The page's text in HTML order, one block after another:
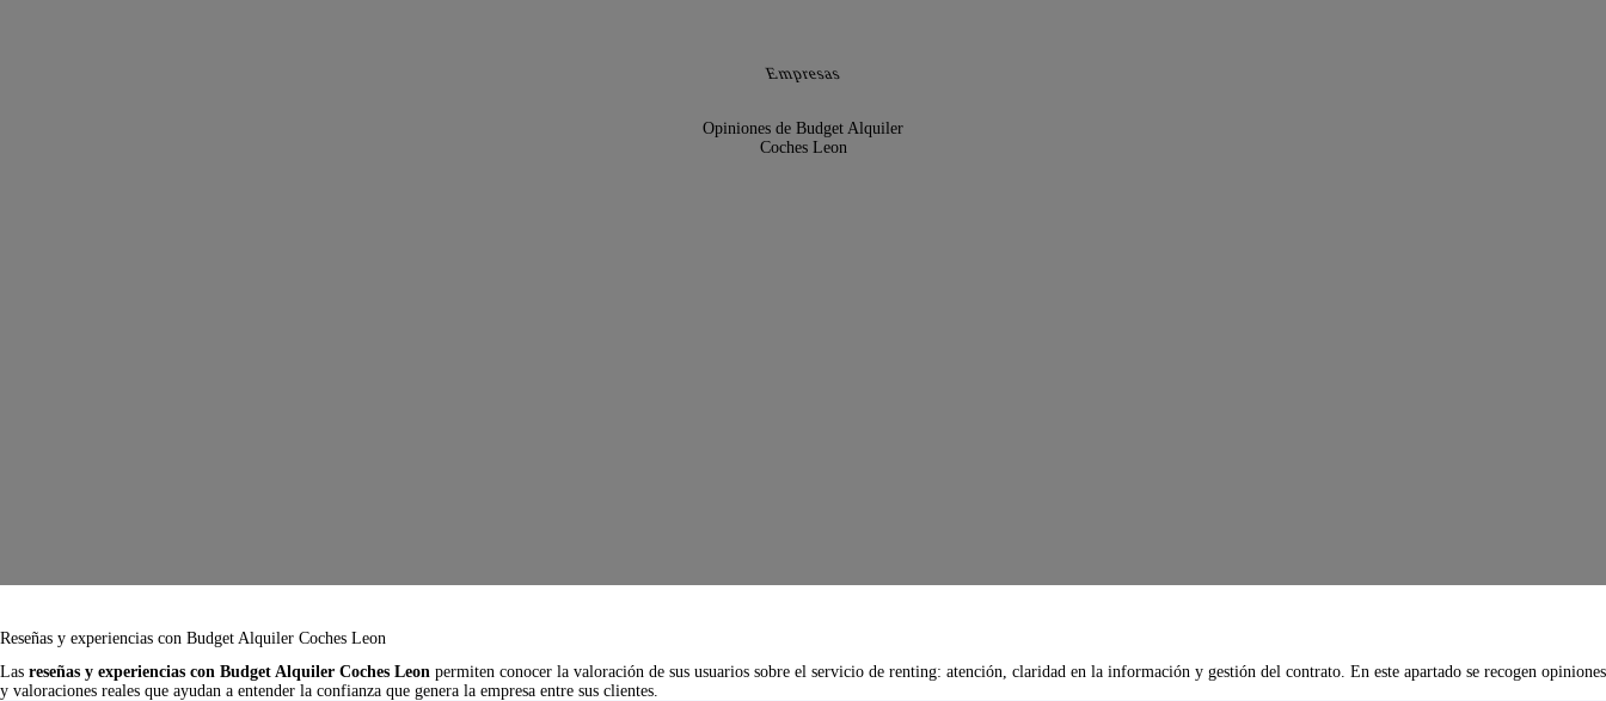
Empresas
Opiniones de Budget Alquiler
Coches Leon
Reseñas y experiencias con Budget Alquiler Coches Leon
Las reseñas y experiencias con Budget Alquiler Coches Leon permiten conocer la valoración de sus usuarios sobre el servicio de renting: atención, claridad en la información y gestión del contrato. En este apartado se recogen opiniones
y valoraciones reales que ayudan a entender la confianza que genera la empresa entre sus clientes.